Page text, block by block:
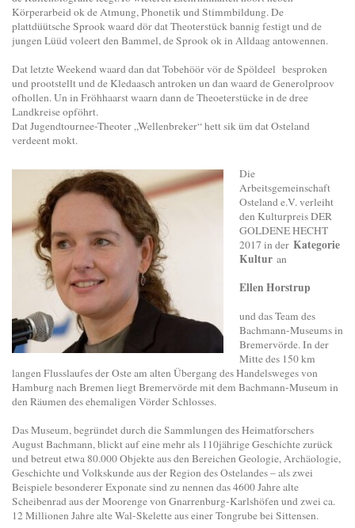
Körperarbeid ok de Atmung, Phonetik und Stimmbildung. De
plattdüütsche Sprook waard dör dat Theoterstück bannig festigt und de
jungen Lüüd voleert den Bammel, de Sprook ok in Alldaag antowennen.
Dat letzte Weekend waard dan dat Tobehöör vör de Spöldeel besproken
und prootstellt und de Kledaasch antroken un dan waard de Generolproov
ofhollen. Un in Fröhhaarst waarn dann de Theoeterstücke in de dree
Landkreise opföhrt.
Dat Jugendtournee-Theoter „Wellenbreker“ hett sik üm dat Osteland
verdeent mokt.
Die
Arbeitsgemeinschaft
Osteland e.V. verleiht
den Kulturpreis DER
GOLDENE HECHT
2017 in der Kategorie
Kultur an
Ellen Horstrup
und das Team des
Bachmann-Museums in
Bremervörde. In der
Mitte des 150 km
langen Flusslaufes der Oste am alten Übergang des Handelsweges von
Hamburg nach Bremen liegt Bremervörde mit dem Bachmann-Museum in
den Räumen des ehemaligen Vörder Schlosses.
Das Museum, begründet durch die Sammlungen des Heimatforschers
August Bachmann, blickt auf eine mehr als 110jährige Geschichte zurück
und betreut etwa 80.000 Objekte aus den Bereichen Geologie, Archäologie,
Geschichte und Volkskunde aus der Region des Ostelandes – als zwei
Beispiele besonderer Exponate sind zu nennen das 4600 Jahre alte
Scheibenrad aus der Moorenge von Gnarrenburg-Karlshöfen und zwei ca.
12 Millionen Jahre alte Wal-Skelette aus einer Tongrube bei Sittensen.